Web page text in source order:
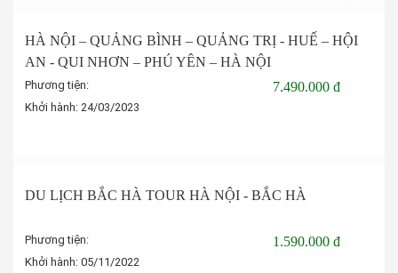
HÀ NỘI – QUẢNG BÌNH – QUẢNG TRỊ - HUẾ – HỘI
AN - QUI NHƠN – PHÚ YÊN – HÀ NỘI
Phương tiện:
Khởi hành: 24/03/2023
7.490.000 đ
DU LỊCH BẮC HÀ TOUR HÀ NỘI - BẮC HÀ
Phương tiện:
Khởi hành: 05/11/2022
1.590.000 đ